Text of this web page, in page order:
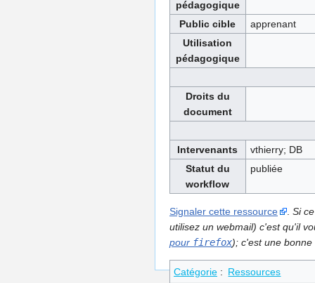
pédagogique
Public cible
apprenant
Utilisation
pédagogique
Droits du
document
Intervenants
vthierry; DB
Statut du
workflow
publiée
Signaler cette ressource . Si
utilisez un webmail) c'est qu'il
pour firefox); c'est une
Catégorie : Ressources